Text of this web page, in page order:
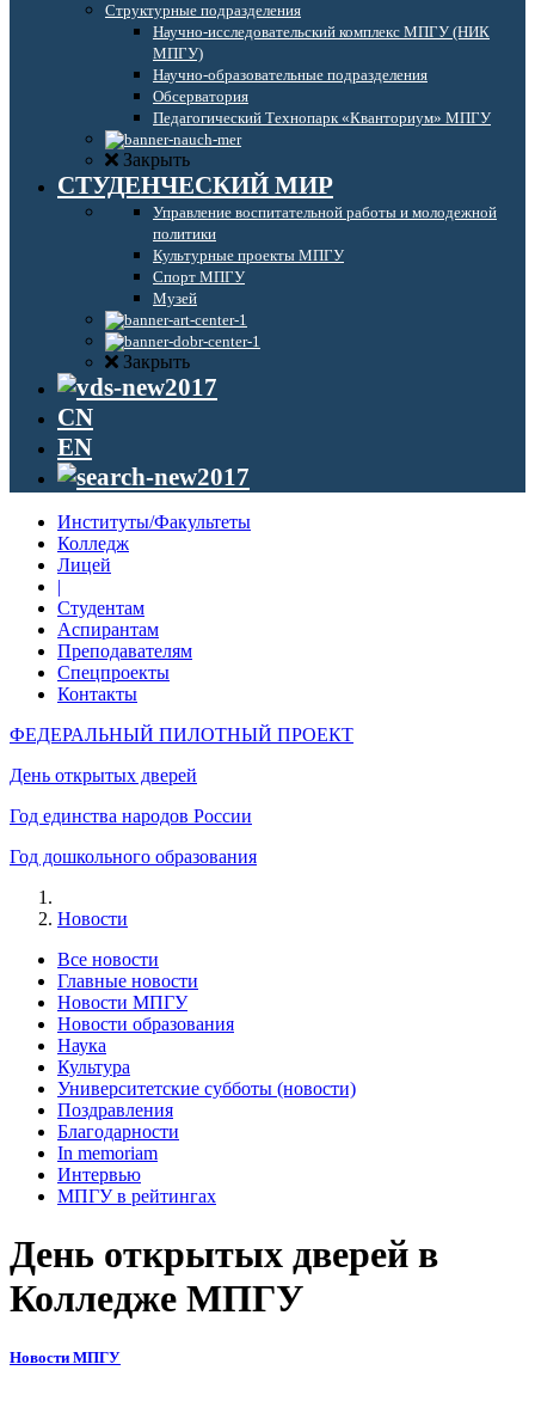
Структурные подразделения
Научно-исследовательский комплекс МПГУ (НИК
МПГУ)
Научно-образовательные подразделения
Обсерватория
Педагогический Технопарк «Кванториум» МПГУ
Закрыть
СТУДЕНЧЕСКИЙ МИР
Управление воспитательной работы и молодежной
политики
Культурные проекты МПГУ
Спорт МПГУ
Музей
Закрыть
CN
EN
Институты/Факультеты
Колледж
Лицей
|
Студентам
Аспирантам
Преподавателям
Спецпроекты
Контакты
ФЕДЕРАЛЬНЫЙ ПИЛОТНЫЙ ПРОЕКТ
День открытых дверей
Год единства народов России
Год дошкольного образования
Новости
Все новости
Главные новости
Новости МПГУ
Новости образования
Наука
Культура
Университетские субботы (новости)
Поздравления
Благодарности
In memoriam
Интервью
МПГУ в рейтингах
День открытых дверей в
Колледже МПГУ
Новости МПГУ